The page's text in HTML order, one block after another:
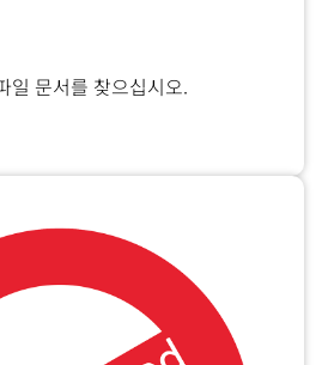
일 문서를 찾으십시오.